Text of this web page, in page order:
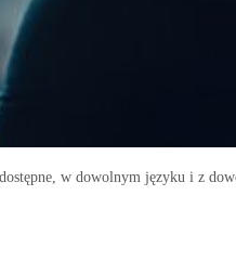
w dowolnym języku i z